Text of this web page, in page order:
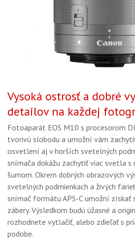
Vysoká ostrosť a dobré
detailov na každej
Fotoaparát EOS M10 s procesorom
tvorivú slobodu a umožní vám
osvetlení aj v horších svetelných
snímača dokážu zachytiť viac svetla s
šumom. Okrem dobrých obrazových
svetelných podmienkach a živých
snímač formátu APS-C umožní získať
zábery. Výsledkom budú úžasné a
rozhodnete vytlačiť, alebo zdieľať s
podobe.